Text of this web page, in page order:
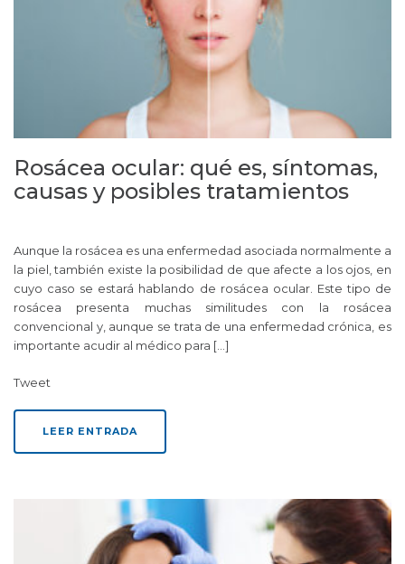
Rosácea ocular: qué es, síntomas,
causas y posibles tratamientos
Aunque la rosácea es una enfermedad asociada normalmente a
la piel, también existe la posibilidad de que afecte a los ojos, en
cuyo caso se estará hablando de rosácea ocular. Este tipo de
rosácea presenta muchas similitudes con la rosácea
convencional y, aunque se trata de una enfermedad crónica, es
importante acudir al médico para […]
Tweet
LEER ENTRADA